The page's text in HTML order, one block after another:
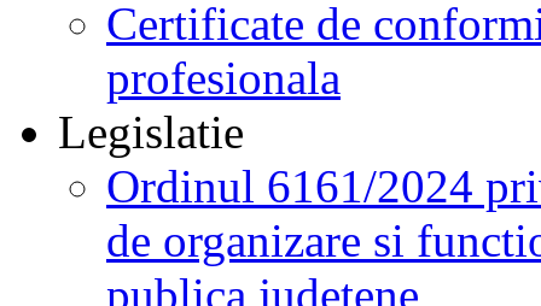
Certificate de
profesionala
Legislatie
Ordinul 6161/2024
de organizare si
publica judetene